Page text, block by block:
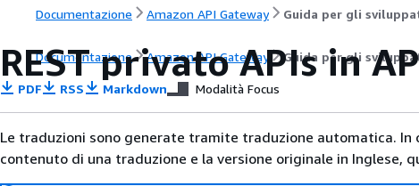
Documentazione Amazon API Gateway Guida per gli
Documentazione Amazon API Gateway Guida per gli
REST privato APIs in
PDF RSS Markdown Modalità Focus
Le traduzioni sono generate tramite traduzione automatica.
contenuto di una traduzione e la versione originale in Inglese,